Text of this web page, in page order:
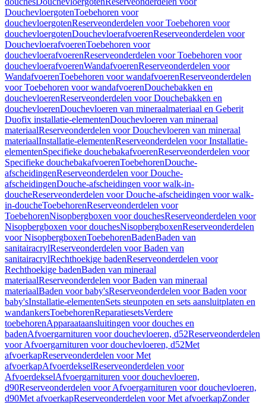
DouchevloergotenToebehoren voor
douchevloergotenReserveonderdelen voor Toebehoren voor
douchevloergotenDouchevloerafvoerenReserveonderdelen voor
DouchevloerafvoerenToebehoren voor
douchevloerafvoerenReserveonderdelen voor Toebehoren voor
douchevloerafvoerenWandafvoerenReserveonderdelen voor
WandafvoerenToebehoren voor wandafvoerenReserveonderdelen
voor Toebehoren voor wandafvoerenDouchebakken en
douchevloerenReserveonderdelen voor Douchebakken en
douchevloerenDouchevloeren van mineraalmateriaal en Geberit
Duofix installatie-elementenDouchevloeren van mineraal
materiaalReserveonderdelen voor Douchevloeren van mineraal
materiaalInstallatie-elementenReserveonderdelen voor Installatie-
elementenSpecifieke douchebakafvoerenReserveonderdelen voor
Specifieke douchebakafvoerenToebehorenDouche-
afscheidingenReserveonderdelen voor Douche-
afscheidingenDouche-afscheidingen voor walk-in-
doucheReserveonderdelen voor Douche-afscheidingen voor walk-
in-doucheToebehorenReserveonderdelen voor
ToebehorenNisopbergboxen voor douchesReserveonderdelen voor
Nisopbergboxen voor douchesNisopbergboxenReserveonderdelen
voor NisopbergboxenToebehorenBadenBaden van
sanitairacrylReserveonderdelen voor Baden van
sanitairacrylRechthoekige badenReserveonderdelen voor
Rechthoekige badenBaden van mineraal
materiaalReserveonderdelen voor Baden van mineraal
materiaalBaden voor baby'sReserveonderdelen voor Baden voor
baby'sInstallatie-elementenSets steunpoten en sets aansluitplaten en
wandankersToebehorenReparatiesetsVerdere
toebehorenApparaataansluitingen voor douches en
badenAfvoergarnituren voor douchevloeren, d52Reserveonderdelen
voor Afvoergarnituren voor douchevloeren, d52Met
afvoerkapReserveonderdelen voor Met
afvoerkapAfvoerdekselReserveonderdelen voor
AfvoerdekselAfvoergarnituren voor douchevloeren,
d90Reserveonderdelen voor Afvoergarnituren voor douchevloeren,
d90Met afvoerkapReserveonderdelen voor Met afvoerkapZonder